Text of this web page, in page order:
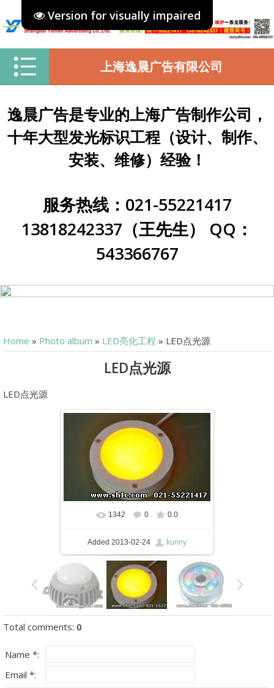
Version for visually impaired
上海逸晨广告有限公司
逸晨广告是专业的上海广告制作公司，
十年大型发光标识工程（设计、制作、
安装、维修）经验！
服务热线：021-55221417
13818242337（王先生） QQ：
543366767
Home » Photo album » LED亮化工程 » LED点光源
LED点光源
LED点光源
1342 0 0.0
Added 2013-02-24 kunny
Total comments: 0
Name *:
Email *: